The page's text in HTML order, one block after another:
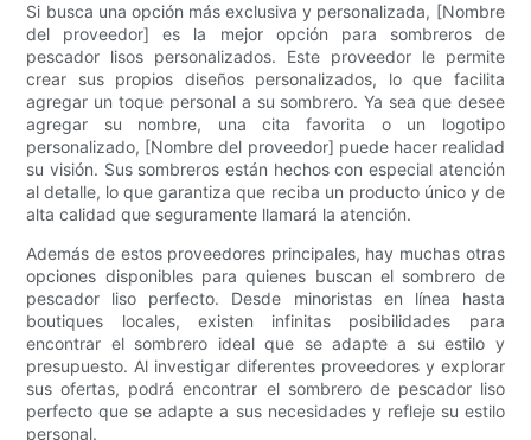
Si busca una opción más exclusiva y personalizada, [Nombre
del proveedor] es la mejor opción para sombreros de
pescador lisos personalizados. Este proveedor le permite
crear sus propios diseños personalizados, lo que facilita
agregar un toque personal a su sombrero. Ya sea que desee
agregar su nombre, una cita favorita o un logotipo
personalizado, [Nombre del proveedor] puede hacer realidad
su visión. Sus sombreros están hechos con especial atención
al detalle, lo que garantiza que reciba un producto único y de
alta calidad que seguramente llamará la atención.
Además de estos proveedores principales, hay muchas otras
opciones disponibles para quienes buscan el sombrero de
pescador liso perfecto. Desde minoristas en línea hasta
boutiques locales, existen infinitas posibilidades para
encontrar el sombrero ideal que se adapte a su estilo y
presupuesto. Al investigar diferentes proveedores y explorar
sus ofertas, podrá encontrar el sombrero de pescador liso
perfecto que se adapte a sus necesidades y refleje su estilo
personal.